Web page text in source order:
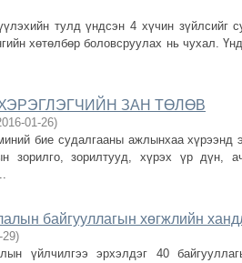
тулд үндсэн 4 хүчин зүйлсийг
хөтөлбөр боловсруулах нь чухал.
ЗАН ТӨЛӨВ
01-26)
бие судалгааны ажлынхаа хүрээнд
зорилго, зорилтууд, хүрэх үр дүн,
байгууллагын хөгжлийн
29)
үйлчилгээ эрхэлдэг 40